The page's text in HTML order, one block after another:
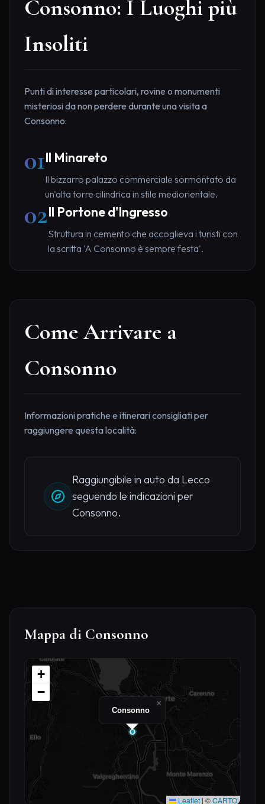
Consonno: I Luoghi più
Insoliti
Punti di interesse particolari, rovine o monumenti
misteriosi da non perdere durante una visita a
Consonno:
01Il Minareto
Il bizzarro palazzo commerciale sormontato da
un'alta torre cilindrica in stile mediorientale.
02Il Portone d'Ingresso
Struttura in cemento che accoglieva i turisti con
la scritta 'A Consonno è sempre festa'.
Come Arrivare a
Consonno
Informazioni pratiche e itinerari consigliati per
raggiungere questa località:
Raggiungibile in auto da Lecco
seguendo le indicazioni per
Consonno.
Mappa di Consonno
Consonno
×
+
−
Leaflet | ©CARTO